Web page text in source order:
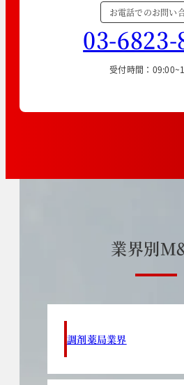
お電話でのお問い
03-6823-
受付時間：
業界別M
調剤薬局業界